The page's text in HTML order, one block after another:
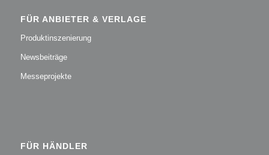
FÜR ANBIETER & VERLAGE
Produktinszenierung
Newsbeiträge
Messeprojekte
FÜR HÄNDLER